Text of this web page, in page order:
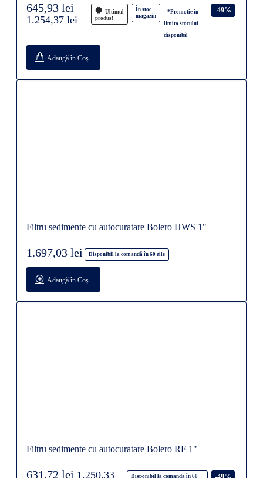
Ultimul
produs!
În stoc
magazin
*Promotie in
limita stocului
disponibil
-49%
645,93 lei
1.254,37 lei
Adaugă în Coş
Filtru sedimente cu autocuratare Bolero HWS 1"
Disponibil la comandă în 60 zile
1.697,03 lei
Adaugă în Coş
Filtru sedimente cu autocuratare Bolero RF 1"
Disponibil la comandă în 60
631,72 lei 1.250,33